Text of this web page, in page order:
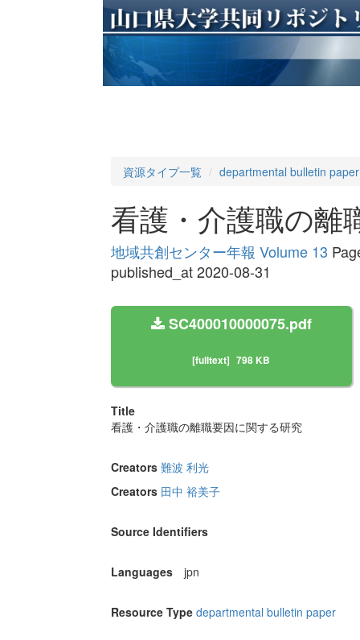
資源タイプ一覧 departmental bulletin paper
看護・介護職の離
地域共創センター年報 Volume 13
published_at 2020-08-31
SC400010000075.pdf
[fulltext] 798 KB
Title
看護・介護職の離職要因に関する研究
Creators 難波 利光
Creators 田中 裕美子
Source Identifiers
Languages jpn
Resource Type departmental bulletin paper